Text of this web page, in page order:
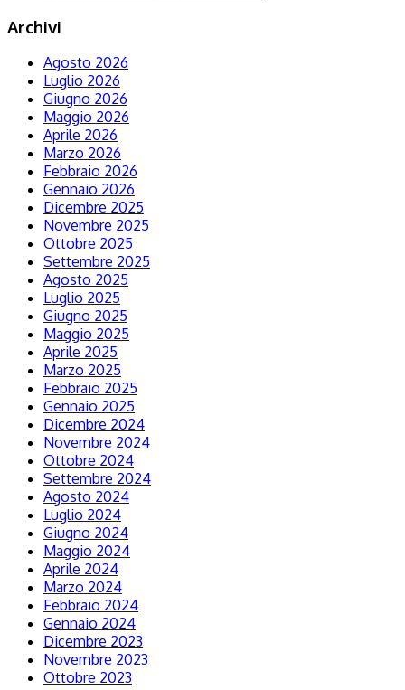
Archivi
Agosto 2026
Luglio 2026
Giugno 2026
Maggio 2026
Aprile 2026
Marzo 2026
Febbraio 2026
Gennaio 2026
Dicembre 2025
Novembre 2025
Ottobre 2025
Settembre 2025
Agosto 2025
Luglio 2025
Giugno 2025
Maggio 2025
Aprile 2025
Marzo 2025
Febbraio 2025
Gennaio 2025
Dicembre 2024
Novembre 2024
Ottobre 2024
Settembre 2024
Agosto 2024
Luglio 2024
Giugno 2024
Maggio 2024
Aprile 2024
Marzo 2024
Febbraio 2024
Gennaio 2024
Dicembre 2023
Novembre 2023
Ottobre 2023